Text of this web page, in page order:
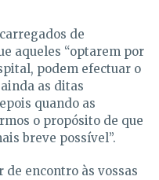
de
aqueles “optarem por
podem efectuar o
as ditas
quando as
o propósito de que
breve possível”.
de encontro às vossas